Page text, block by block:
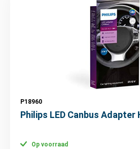
P18960
Philips LED Canbus Adapter
Op voorraad